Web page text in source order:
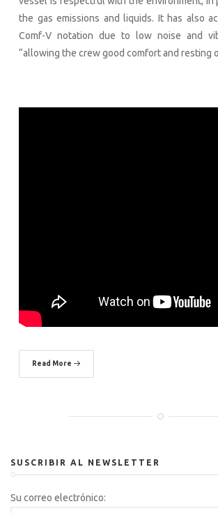
the gas emissions and liquids. It has also
Comf-V notation due to low noise and
“allowing the crew good comfort and resting
Read More
SUSCRIBIR AL NEWSLETTER
Su correo electrónico: